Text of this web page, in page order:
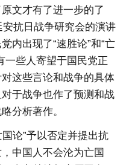
文才有了进一步的了
抗日战争研究会的演讲
内出现了“速胜论”和“亡
一些人寄望于国民党正
这些言论和战争的具体
于战争也作了预测和战
分析著作。
论”予以否定并提出抗
中国人不会沦为亡国